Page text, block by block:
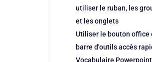
utiliser le ruban, les
et les onglets
Utiliser le bouton office
barre d'outils accès
Vocabulaire